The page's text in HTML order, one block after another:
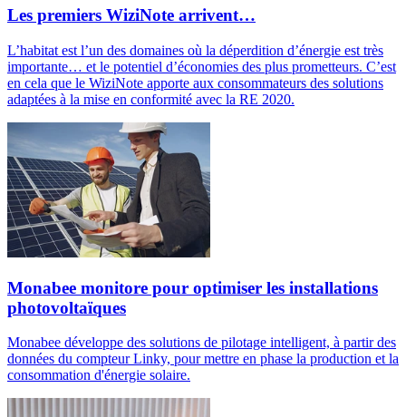
Les premiers WiziNote arrivent…
L’habitat est l’un des domaines où la déperdition d’énergie est très
importante… et le potentiel d’économies des plus prometteurs. C’est
en cela que le WiziNote apporte aux consommateurs des solutions
adaptées à la mise en conformité avec la RE 2020.
Monabee monitore pour optimiser les installations
photovoltaïques
Monabee développe des solutions de pilotage intelligent, à partir des
données du compteur Linky, pour mettre en phase la production et la
consommation d'énergie solaire.